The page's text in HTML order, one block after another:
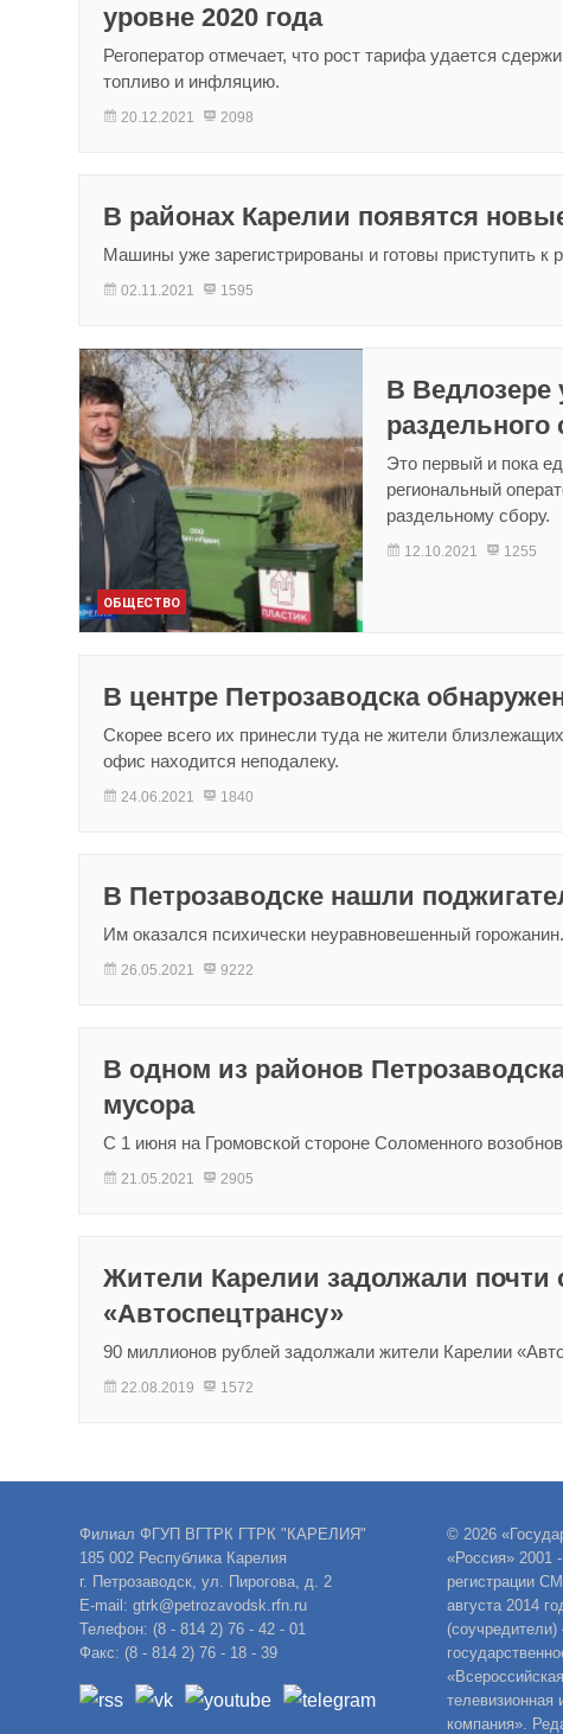
уровне 2020 года
Регоператор отмечает, что рост тарифа удается
топливо и инфляцию.
20.12.2021 2098
В районах Карелии появятся
Машины уже зарегистрированы и готовы приступить к
02.11.2021 1595
ОБЩЕСТВО
В Ведлозере
раздельного
Это первый и пока
региональный
раздельному сбору.
12.10.2021 1255
В центре Петрозаводска
Скорее всего их принесли туда не жители
офис находится неподалеку.
24.06.2021 1840
В Петрозаводске нашли
Им оказался психически неуравновешенный горожанин.
26.05.2021 9222
В одном из районов
мусора
С 1 июня на Громовской стороне Соломенного
21.05.2021 2905
Жители Карелии задолжали почти
«Автоспецтрансу»
90 миллионов рублей задолжали жители Карелии
22.08.2019 1572
Филиал ФГУП ВГТРК ГТРК "КАРЕЛИЯ"
185 002 Республика Карелия
г. Петрозаводск, ул. Пирогова, д. 2
E-mail: gtrk@petrozavodsk.rfn.ru
Телефон: (8 - 814 2) 76 - 42 - 01
Факс: (8 - 814 2) 76 - 18 - 39
© 2026
«Россия» 2001
регистрации
августа 2014
телевизионная
компания».